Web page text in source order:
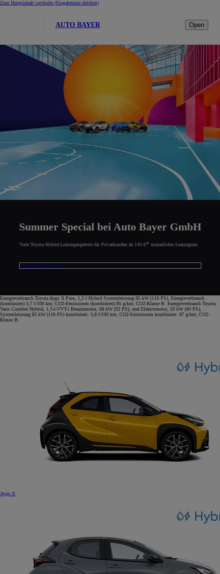
Zum Hauptinhalt wechseln (Eingabetaste drücken)
AUTO BAYER Open
Summer Special bei Auto Bayer GmbH
Viele Toyota Hybrid-Leasingangebote für Privatkunden ab 145 €¹⁰ monatlicher Leasingrate.
Zu unseren Angeboten
Energieverbrauch Toyota Aygo X Pure, 1,5 l Hybrid Systemleistung 85 kW (116 PS), Energieverbrauch
(kombiniert) 3,7 l/100 km; CO2-Emissionen (kombiniert) 85 g/km; CO2-Klasse B. Energieverbrauch Toyota
Yaris Comfort Hybrid, 1,5-l-VVT-i Benzinmotor, 68 kW (92 PS), und Elektromotor, 59 kW (80 PS),
Systemleistung 85 kW (116 PS) kombiniert: 3,8 l/100 km; CO2-Emissionen kombiniert: 87 g/km; CO2-
Klasse B.
Aygo X